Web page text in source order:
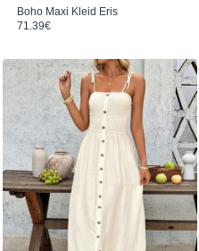
Boho Maxi Kleid Eris
71.39€